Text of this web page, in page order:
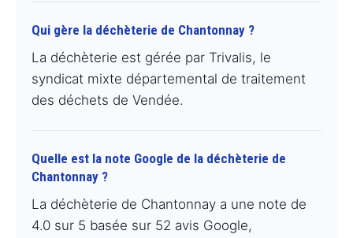
Qui gère la déchèterie de Chantonnay ?
La déchèterie est gérée par Trivalis, le
syndicat mixte départemental de traitement
des déchets de Vendée.
Quelle est la note Google de la déchèterie de
Chantonnay ?
La déchèterie de Chantonnay a une note de
4.0 sur 5 basée sur 52 avis Google,